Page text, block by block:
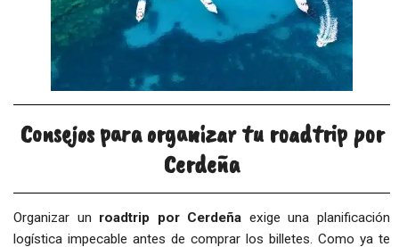
Consejos para organizar tu roadtrip por
Cerdeña
Organizar un roadtrip por Cerdeña exige una planificación
logística impecable antes de comprar los billetes. Como ya te